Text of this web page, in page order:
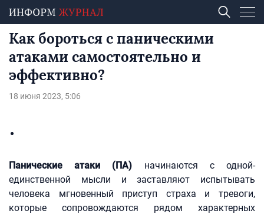
Как бороться с паническими
атаками самостоятельно и
эффективно?
18 июня 2023, 5:06
Панические атаки (ПА) начинаются с одной-
единственной мысли и заставляют испытывать
человека мгновенный приступ страха и тревоги,
которые сопровождаются рядом характерных